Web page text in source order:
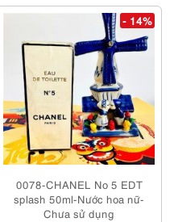
- 14%
0078-CHANEL No 5 EDT
splash 50ml-Nước hoa nữ-
Chưa sử dụng